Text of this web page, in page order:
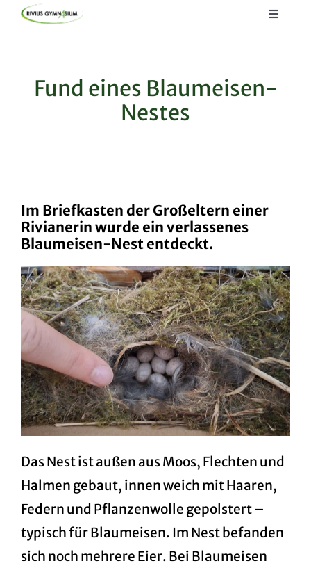
Skip
Toggle
Lernen
Fund eines Blaumeisen-
Nestes
Im Briefkasten der Großeltern einer
Rivianerin wurde ein verlassenes
Blaumeisen-Nest entdeckt.
Das Nest ist außen aus Moos, Flechten und
Halmen gebaut, innen weich mit Haaren,
Federn und Pflanzenwolle gepolstert –
typisch für Blaumeisen. Im Nest befanden
sich noch mehrere Eier. Bei Blaumeisen